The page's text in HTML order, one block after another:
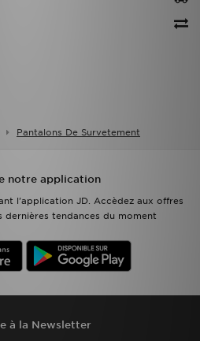
Pantalons De Survetement
notre application
l'application JD. Accèdez aux offres
dernières tendances du moment
à la Newsletter